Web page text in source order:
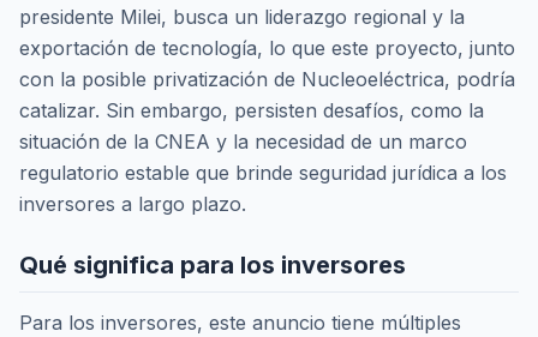
presidente Milei, busca un liderazgo regional y la
exportación de tecnología, lo que este proyecto, junto
con la posible privatización de Nucleoeléctrica, podría
catalizar. Sin embargo, persisten desafíos, como la
situación de la CNEA y la necesidad de un marco
regulatorio estable que brinde seguridad jurídica a los
inversores a largo plazo.
Qué significa para los inversores
Para los inversores, este anuncio tiene múltiples